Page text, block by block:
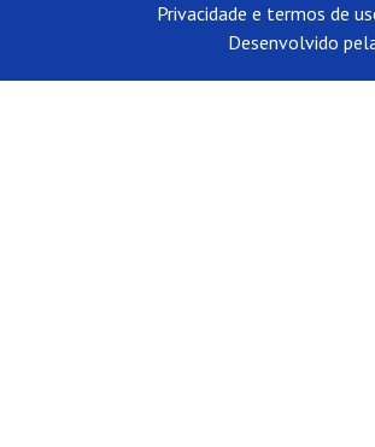
Privacidade e termos de
Desenvolvido